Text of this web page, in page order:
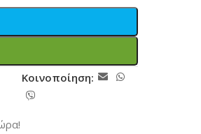
Κοινοποίηση: